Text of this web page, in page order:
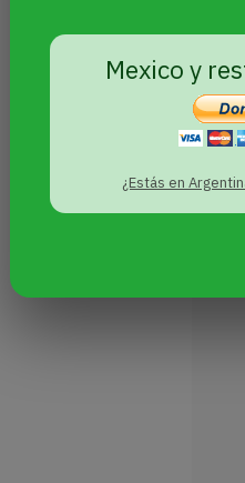
Mexico y
¿Estás en